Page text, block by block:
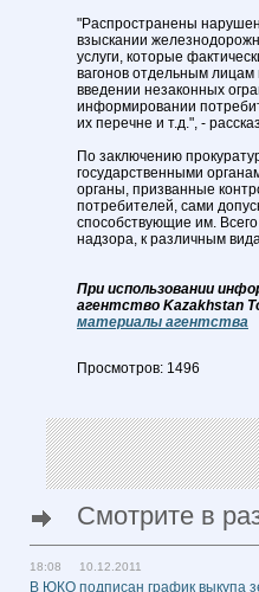
"Распространены
взыскании
услуги, которые
вагонов отдельным
введении незаконных
информировании
их перечне и т.д.", -
По заключению
государственными
органы, призванные
потребителей, сами
способствующие им.
надзора, к различным
При использовании
агентство Kazakhstan
материалы агентства
Просмотров: 1496
Смотрите в
18:08 10.12.2011
В ЮКО подписан график выкупа